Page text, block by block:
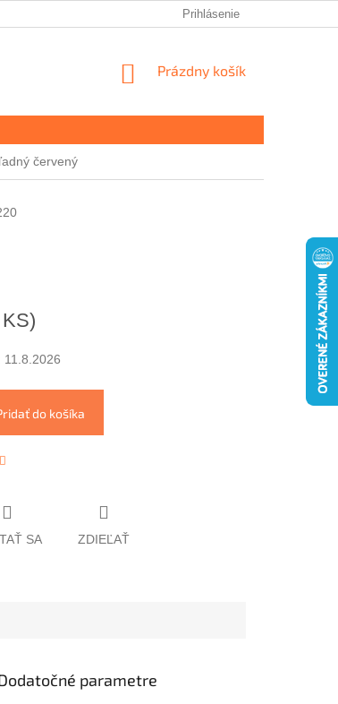
Prihlásenie
NÁKUPNÝ
Prázdny košík
červený
11.8.2026
do košíka
SA ZDIEĽAŤ
parametre